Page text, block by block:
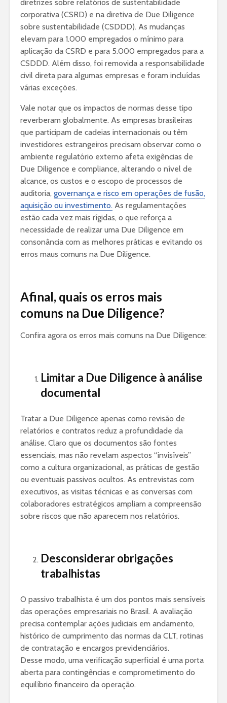
diretrizes sobre relatórios de sustentabilidade
corporativa (CSRD) e na diretiva de Due Diligence
sobre sustentabilidade (CSDDD). As mudanças
elevam para 1.000 empregados o mínimo para
aplicação da CSRD e para 5.000 empregados para a
CSDDD. Além disso, foi removida a responsabilidade
civil direta para algumas empresas e foram incluídas
várias exceções.
Vale notar que os impactos de normas desse tipo
reverberam globalmente. As empresas brasileiras
que participam de cadeias internacionais ou têm
investidores estrangeiros precisam observar como o
ambiente regulatório externo afeta exigências de
Due Diligence e compliance, alterando o nível de
alcance, os custos e o escopo de processos de
auditoria, governança e risco em operações de fusão,
aquisição ou investimento. As regulamentações
estão cada vez mais rígidas, o que reforça a
necessidade de realizar uma Due Diligence em
consonância com as melhores práticas e evitando os
erros maus comuns na Due Diligence.
Afinal, quais os erros mais
comuns na Due Diligence?
Confira agora os erros mais comuns na Due Diligence:
Limitar a Due Diligence à análise
documental
Tratar a Due Diligence apenas como revisão de
relatórios e contratos reduz a profundidade da
análise. Claro que os documentos são fontes
essenciais, mas não revelam aspectos “invisíveis”
como a cultura organizacional, as práticas de gestão
ou eventuais passivos ocultos. As entrevistas com
executivos, as visitas técnicas e as conversas com
colaboradores estratégicos ampliam a compreensão
sobre riscos que não aparecem nos relatórios.
Desconsiderar obrigações
trabalhistas
O passivo trabalhista é um dos pontos mais sensíveis
das operações empresariais no Brasil. A avaliação
precisa contemplar ações judiciais em andamento,
histórico de cumprimento das normas da CLT, rotinas
de contratação e encargos previdenciários.
Desse modo, uma verificação superficial é uma porta
aberta para contingências e comprometimento do
equilíbrio financeiro da operação.